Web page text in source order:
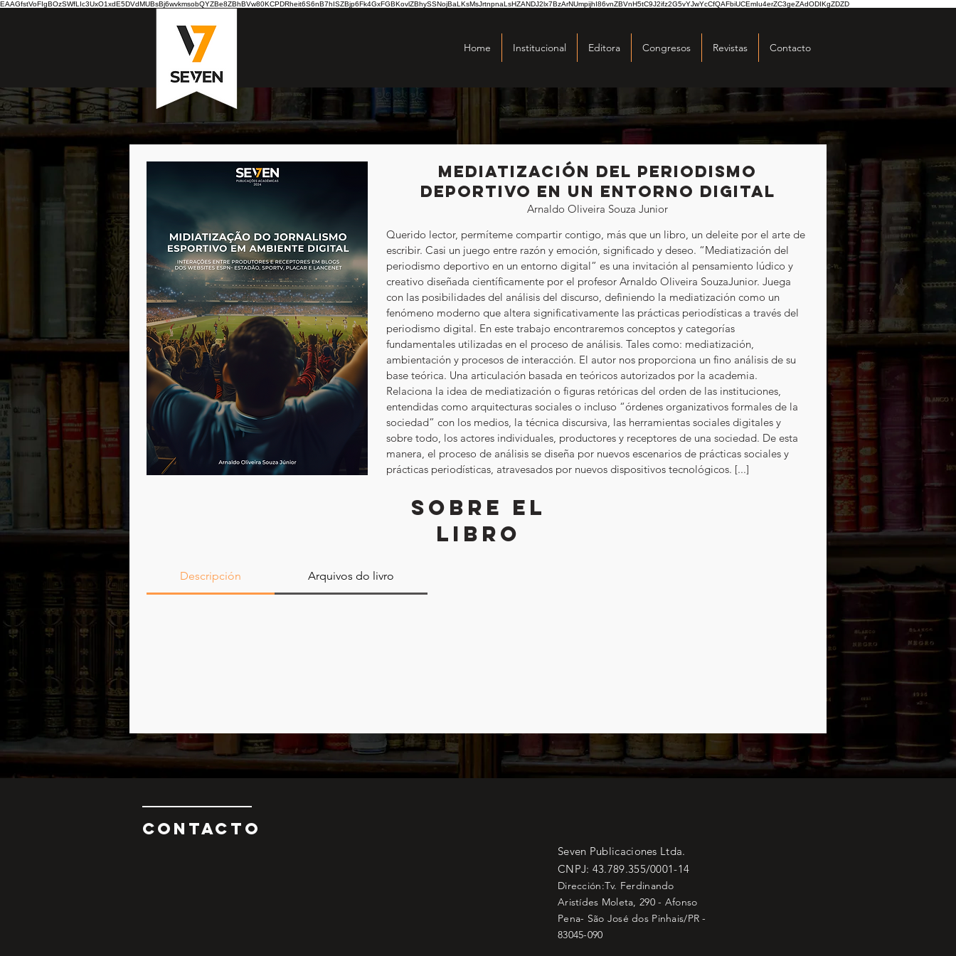
EAAGfstVoFIgBOzSWfLIc3UxO1xdE5DVdMUBsBj6wvkmsobQYZBe8ZBhBVw80KCPDRheit6S6nB7hISZBjp6Fk4GxFGBKovlZBhySSNojBaLKsMsJrtnpnaLsHZANDJ2lx7BzArNUmpijhI86vnZBVnH5tC9J2ifz2G5vYJwYcCfQAFbiUCEmIu4erZC3geZAdODIKgZDZD
Home Institucional Editora Congresos Revistas Contacto
Mediatización del periodismo
deportivo en un entorno digital
Arnaldo Oliveira Souza Junior
Querido lector, permíteme compartir contigo, más que un libro, un deleite por el arte de
escribir. Casi un juego entre razón y emoción, significado y deseo. “Mediatización del
periodismo deportivo en un entorno digital” es una invitación al pensamiento lúdico y
creativo diseñada científicamente por el profesor Arnaldo Oliveira SouzaJunior. Juega
con las posibilidades del análisis del discurso, definiendo la mediatización como un
fenómeno moderno que altera significativamente las prácticas periodísticas a través del
periodismo digital. En este trabajo encontraremos conceptos y categorías
fundamentales utilizadas en el proceso de análisis. Tales como: mediatización,
ambientación y procesos de interacción. El autor nos proporciona un fino análisis de su
base teórica. Una articulación basada en teóricos autorizados por la academia.
Relaciona la idea de mediatización o figuras retóricas del orden de las instituciones,
entendidas como arquitecturas sociales o incluso “órdenes organizativos formales de la
sociedad” con los medios, la técnica discursiva, las herramientas sociales digitales y
sobre todo, los actores individuales, productores y receptores de una sociedad. De esta
manera, el proceso de análisis se diseña por nuevos escenarios de prácticas sociales y
prácticas periodísticas, atravesados ​​por nuevos dispositivos tecnológicos. [...]
SOBRE EL
LIBRO
Descripción Arquivos do livro
CONTAcTO
Seven Publicaciones Ltda.
CNPJ: 43.789.355/0001-14
Dirección:Tv. Ferdinando
Aristídes Moleta, 290 - Afonso
Pena- São José dos Pinhais/PR -
83045-090